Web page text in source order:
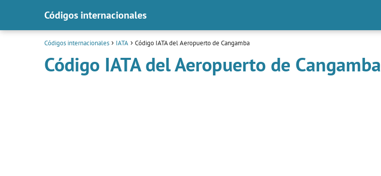
Códigos internacionales
Códigos internacionales IATA Código IATA del Aeropuerto de Cangamba
Código IATA del Aeropuerto de Cangamba